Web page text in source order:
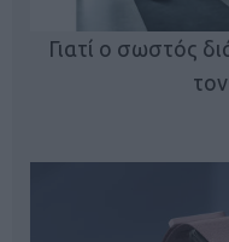
Γιατί ο σωστός